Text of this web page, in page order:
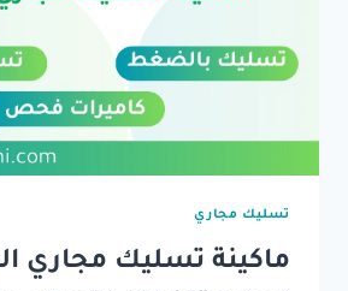
تسليك مجاري
ماكينة تسليك مجاري